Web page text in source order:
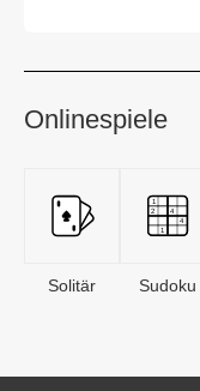
Onlinespiele
Solitär Sudoku